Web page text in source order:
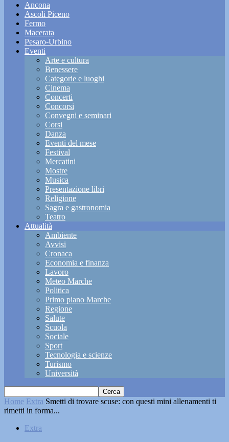
Ancona
Ascoli Piceno
Fermo
Macerata
Pesaro-Urbino
Eventi
Arte e cultura
Benessere
Categorie e luoghi
Cinema
Concerti
Concorsi
Convegni e seminari
Corsi
Danza
Eventi del mese
Festival
Mercatini
Mostre
Musica
Presentazione libri
Religione
Sagra e gastronomia
Teatro
Attualità
Ambiente
Avvisi
Cronaca
Economia e finanza
Lavoro
Meteo Marche
Politica
Primo piano Marche
Regione
Salute
Scuola
Sociale
Sport
Tecnologia e scienze
Turismo
Università
Home Extra Smetti di trovare scuse: con questi mini allenamenti ti
rimetti in forma...
Extra